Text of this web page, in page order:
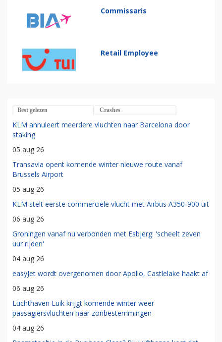
Commissaris
Retail Employee
Best gelezen Crashes
KLM annuleert meerdere vluchten naar Barcelona door
staking
05 aug 26
Transavia opent komende winter nieuwe route vanaf
Brussels Airport
05 aug 26
KLM stelt eerste commerciële vlucht met Airbus A350-900 uit
06 aug 26
Groningen vanaf nu verbonden met Esbjerg: 'scheelt zeven
uur rijden'
04 aug 26
easyJet wordt overgenomen door Apollo, Castlelake haakt af
06 aug 26
Luchthaven Luik krijgt komende winter weer
passagiersvluchten naar zonbestemmingen
04 aug 26